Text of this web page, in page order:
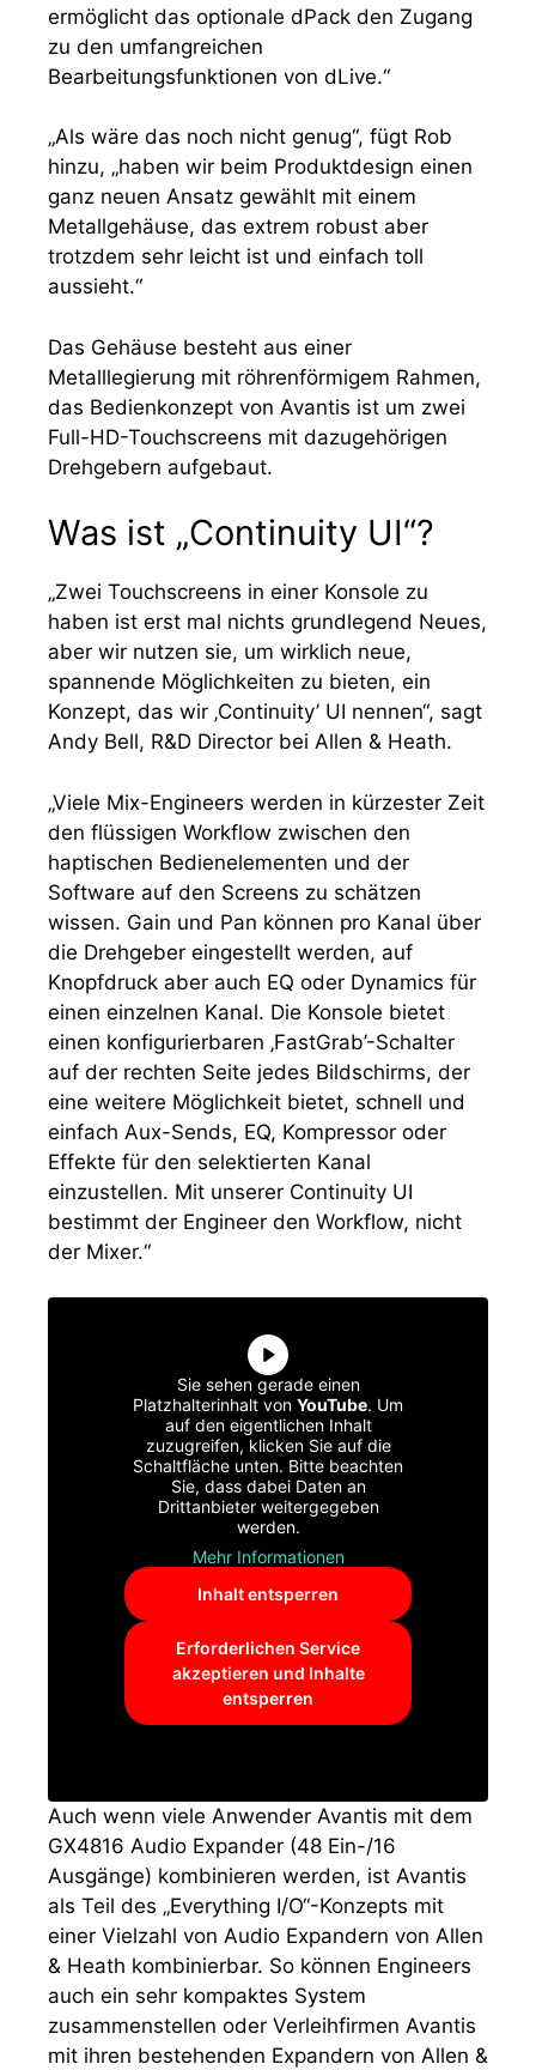
ermöglicht das optionale dPack den Zugang
zu den umfangreichen
Bearbeitungsfunktionen von dLive.“
„Als wäre das noch nicht genug“, fügt Rob
hinzu, „haben wir beim Produktdesign einen
ganz neuen Ansatz gewählt mit einem
Metallgehäuse, das extrem robust aber
trotzdem sehr leicht ist und einfach toll
aussieht.“
Das Gehäuse besteht aus einer
Metalllegierung mit röhrenförmigem Rahmen,
das Bedienkonzept von Avantis ist um zwei
Full-HD-Touchscreens mit dazugehörigen
Drehgebern aufgebaut.
Was ist „Continuity UI“?
„Zwei Touchscreens in einer Konsole zu
haben ist erst mal nichts grundlegend Neues,
aber wir nutzen sie, um wirklich neue,
spannende Möglichkeiten zu bieten, ein
Konzept, das wir ‚Continuity’ UI nennen“, sagt
Andy Bell, R&D Director bei Allen & Heath.
„Viele Mix-Engineers werden in kürzester Zeit
den flüssigen Workflow zwischen den
haptischen Bedienelementen und der
Software auf den Screens zu schätzen
wissen. Gain und Pan können pro Kanal über
die Drehgeber eingestellt werden, auf
Knopfdruck aber auch EQ oder Dynamics für
einen einzelnen Kanal. Die Konsole bietet
einen konfigurierbaren ‚FastGrab’-Schalter
auf der rechten Seite jedes Bildschirms, der
eine weitere Möglichkeit bietet, schnell und
einfach Aux-Sends, EQ, Kompressor oder
Effekte für den selektierten Kanal
einzustellen. Mit unserer Continuity UI
bestimmt der Engineer den Workflow, nicht
der Mixer.“
Sie sehen gerade einen
Platzhalterinhalt von YouTube. Um
auf den eigentlichen Inhalt
zuzugreifen, klicken Sie auf die
Schaltfläche unten. Bitte beachten
Sie, dass dabei Daten an
Drittanbieter weitergegeben
werden.
Mehr Informationen
Inhalt entsperren
Erforderlichen Service
akzeptieren und Inhalte
entsperren
Auch wenn viele Anwender Avantis mit dem
GX4816 Audio Expander (48 Ein-/16
Ausgänge) kombinieren werden, ist Avantis
als Teil des „Everything I/O“-Konzepts mit
einer Vielzahl von Audio Expandern von Allen
& Heath kombinierbar. So können Engineers
auch ein sehr kompaktes System
zusammenstellen oder Verleihfirmen Avantis
mit ihren bestehenden Expandern von Allen &